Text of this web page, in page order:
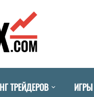
ТРЕЙДЕРОВ ИГРЫ